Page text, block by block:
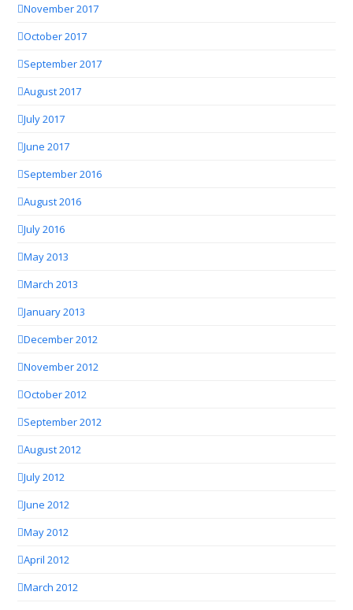
November 2017
October 2017
September 2017
August 2017
July 2017
June 2017
September 2016
August 2016
July 2016
May 2013
March 2013
January 2013
December 2012
November 2012
October 2012
September 2012
August 2012
July 2012
June 2012
May 2012
April 2012
March 2012